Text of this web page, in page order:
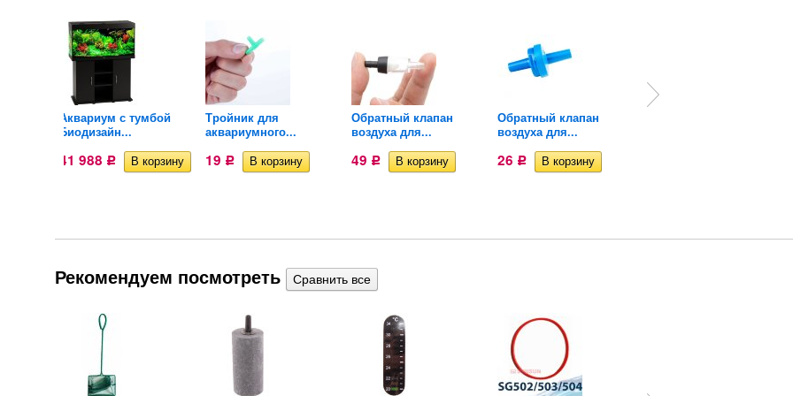
Аквариум с тумбой
Биодизайн...
41 988 Р
Тройник для
аквариумного...
19 Р
Обратный клапан
воздуха для...
49 Р
Обратный клапан
воздуха для...
26 Р
Рекомендуем посмотреть